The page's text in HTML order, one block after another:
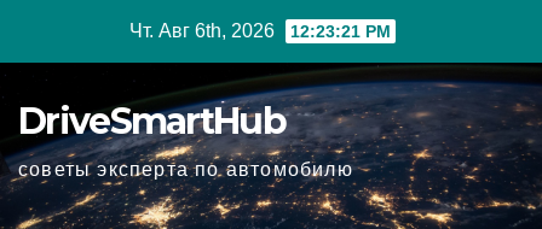
Чт. Авг 6th, 2026 12:23:22 PM
DriveSmartHub
советы эксперта по автомобилю